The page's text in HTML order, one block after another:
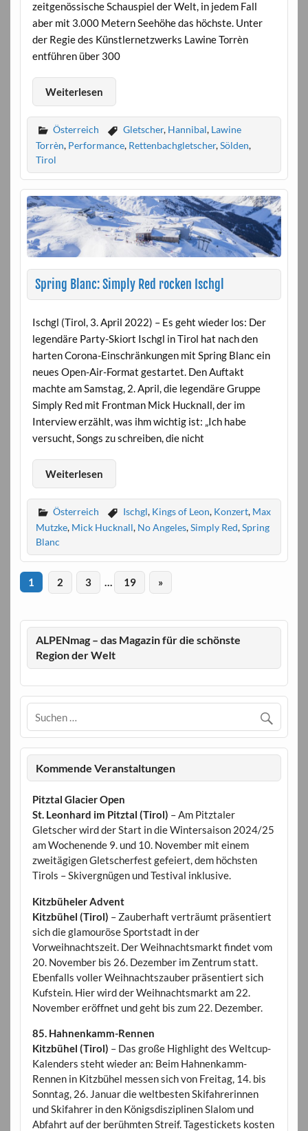
zeitgenössische Schauspiel der Welt, in jedem Fall
aber mit 3.000 Metern Seehöhe das höchste. Unter
der Regie des Künstlernetzwerks Lawine Torrèn
entführen über 300
Weiterlesen
Österreich Gletscher, Hannibal, Lawine
Torrèn, Performance, Rettenbachgletscher,Sölden,
Tirol
Spring Blanc: Simply Red rocken Ischgl
Ischgl (Tirol, 3. April 2022) – Es geht wieder los: Der
legendäre Party-Skiort Ischgl in Tirol hat nach den
harten Corona-Einschränkungen mit Spring Blanc ein
neues Open-Air-Format gestartet. Den Auftakt
machte am Samstag, 2. April, die legendäre Gruppe
Simply Red mit Frontman Mick Hucknall, der im
Interview erzählt, was ihm wichtig ist: „Ich habe
versucht, Songs zu schreiben, die nicht
Weiterlesen
Österreich Ischgl, Kings of Leon, Konzert, Max
Mutzke, Mick Hucknall, No Angeles,Simply Red,Spring
Blanc
1 2 3 … 19 »
ALPENmag – das Magazin für die schönste
Region der Welt
Kommende Veranstaltungen
Pitztal Glacier Open
St. Leonhard im Pitztal (Tirol) – Am Pitztaler
Gletscher wird der Start in die Wintersaison 2024/25
am Wochenende 9. und 10. November mit einem
zweitägigen Gletscherfest gefeiert, dem höchsten
Tirols – Skivergnügen und Testival inklusive.
Kitzbüheler Advent
Kitzbühel (Tirol) – Zauberhaft verträumt präsentiert
sich die glamouröse Sportstadt in der
Vorweihnachtszeit. Der Weihnachtsmarkt findet vom
20. November bis 26. Dezember im Zentrum statt.
Ebenfalls voller Weihnachtszauber präsentiert sich
Kufstein. Hier wird der Weihnachtsmarkt am 22.
November eröffnet und geht bis zum 22. Dezember.
85. Hahnenkamm-Rennen
Kitzbühel (Tirol) – Das große Highlight des Weltcup-
Kalenders steht wieder an: Beim Hahnenkamm-
Rennen in Kitzbühel messen sich von Freitag, 14. bis
Sonntag, 26. Januar die weltbesten Skifahrerinnen
und Skifahrer in den Königsdisziplinen Slalom und
Abfahrt auf der berühmten Streif. Tagestickets kosten